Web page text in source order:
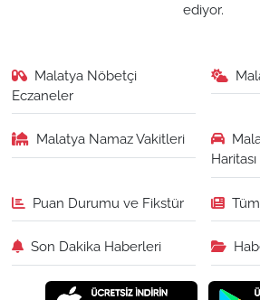
ediyor.
Malatya Nöbetçi
Eczaneler
Malatya Namaz Vakitleri
Haritası
Puan Durumu ve Fikstür
Son Dakika Haberleri